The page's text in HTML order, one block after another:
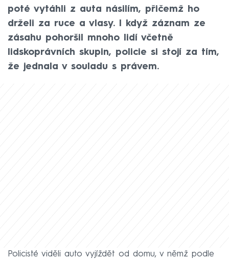
poté vytáhli z auta násilím, přičemž ho
drželi za ruce a vlasy. I když záznam ze
zásahu pohoršil mnoho lidí včetně
lidskoprávních skupin, policie si stojí za tím,
že jednala v souladu s právem.
Policisté viděli auto vyjíždět od domu, v němž podle